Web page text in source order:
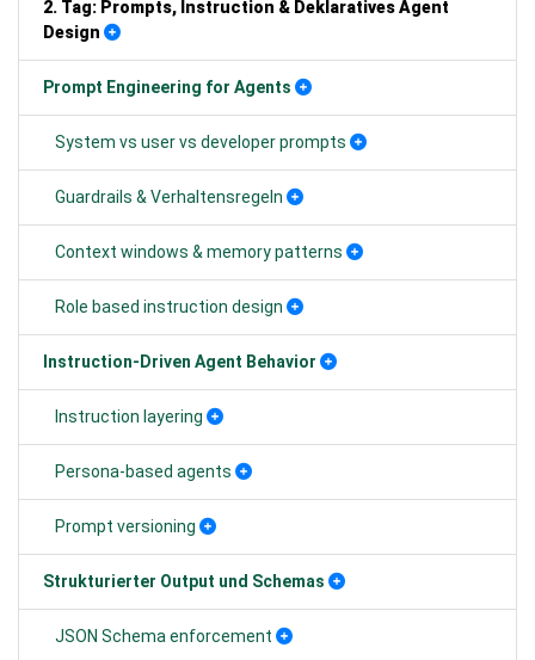
2. Tag: Prompts, Instruction & Deklaratives Agent
Design
Prompt Engineering for Agents
System vs user vs developer prompts
Guardrails & Verhaltensregeln
Context windows & memory patterns
Role based instruction design
Instruction-Driven Agent Behavior
Instruction layering
Persona-based agents
Prompt versioning
Strukturierter Output und Schemas
JSON Schema enforcement